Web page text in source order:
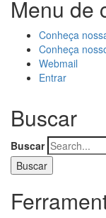
Menu de
Conheça
Conheça
Webmail
Entrar
Buscar
Buscar